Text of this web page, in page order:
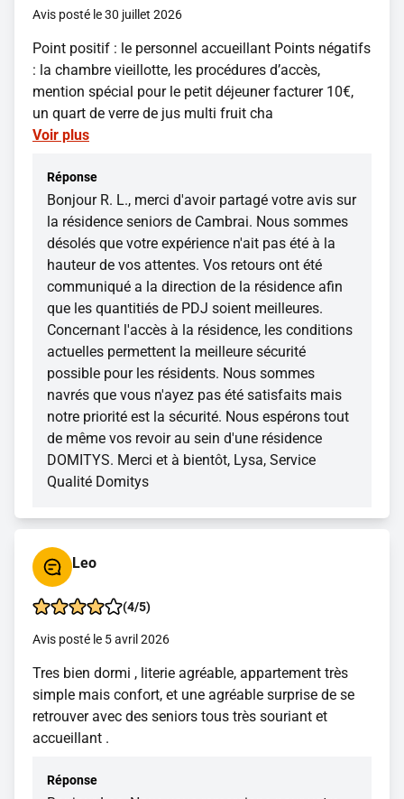
Avis posté le 30 juillet 2026
Point positif : le personnel accueillant Points négatifs
: la chambre vieillotte, les procédures d’accès,
mention spécial pour le petit déjeuner facturer 10€,
un quart de verre de jus multi fruit cha
Voir plus
Réponse
Bonjour R. L., merci d'avoir partagé votre avis sur
la résidence seniors de Cambrai. Nous sommes
désolés que votre expérience n'ait pas été à la
hauteur de vos attentes. Vos retours ont été
communiqué a la direction de la résidence afin
que les quantitiés de PDJ soient meilleures.
Concernant l'accès à la résidence, les conditions
actuelles permettent la meilleure sécurité
possible pour les résidents. Nous sommes
navrés que vous n'ayez pas été satisfaits mais
notre priorité est la sécurité. Nous espérons tout
de même vos revoir au sein d'une résidence
DOMITYS. Merci et à bientôt, Lysa, Service
Qualité Domitys
Leo
(4/5)
Avis posté le 5 avril 2026
Tres bien dormi , literie agréable, appartement très
simple mais confort, et une agréable surprise de se
retrouver avec des seniors tous très souriant et
accueillant .
Réponse